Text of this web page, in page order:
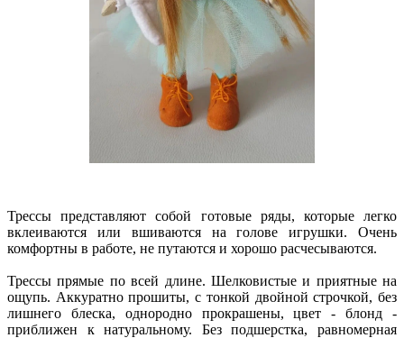
Трессы представляют собой готовые ряды, которые легко
вклеиваются или вшиваются на голове игрушки. Очень
комфортны в работе, не путаются и хорошо расчесываются.
Трессы прямые по всей длине. Шелковистые и приятные на
ощупь. Аккуратно прошиты, с тонкой двойной строчкой, без
лишнего блеска, однородно прокрашены, цвет - блонд -
приближен к натуральному. Без подшерстка, равномерная